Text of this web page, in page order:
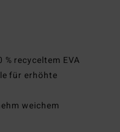
recyceltem EVA
für erhöhte
weichem